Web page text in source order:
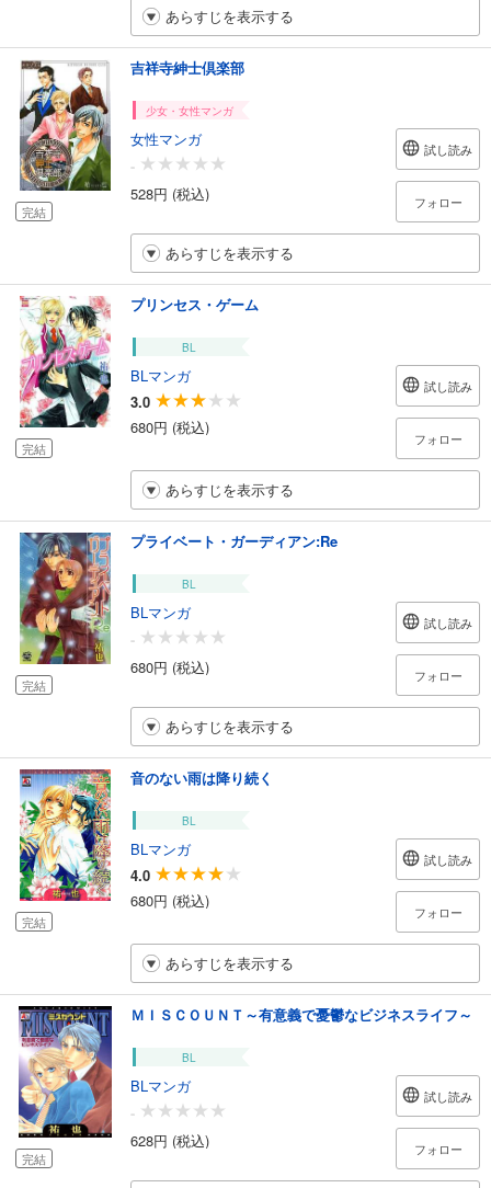
あらすじを表示する
完結
吉祥寺紳士倶楽部
少女・女性マンガ
女性マンガ
-
528円 (税込)
試し読み
フォロー
あらすじを表示する
完結
プリンセス・ゲーム
BL
BLマンガ
3.0
680円 (税込)
試し読み
フォロー
あらすじを表示する
完結
プライベート・ガーディアン:Re
BL
BLマンガ
-
680円 (税込)
試し読み
フォロー
あらすじを表示する
完結
音のない雨は降り続く
BL
BLマンガ
4.0
680円 (税込)
試し読み
フォロー
あらすじを表示する
完結
ＭＩＳＣＯＵＮＴ～有意義で憂鬱なビジネスライフ～
BL
BLマンガ
-
628円 (税込)
試し読み
フォロー